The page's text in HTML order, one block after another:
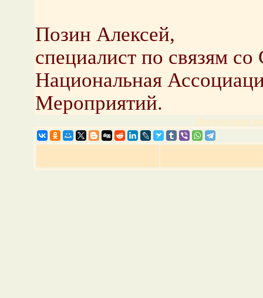
Позин Алексей,
специалист по связям
Национальная
Мероприятий.
Предыдущая